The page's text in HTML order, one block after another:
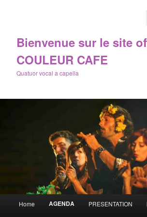
Bienvenue sur le site
COULEUR CAFE
Quatuor vocal a capella
Skip
Home AGENDA PRESENTATION